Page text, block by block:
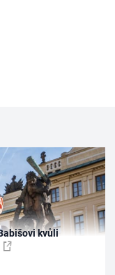
kvůli